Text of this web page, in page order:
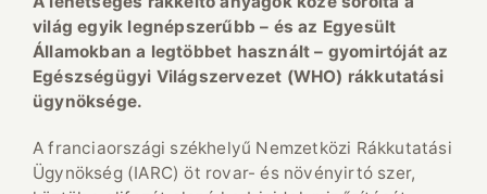
világ egyik legnépszerűbb – és az Egyesült
Államokban a legtöbbet használt – gyomirtóját az
Egészségügyi Világszervezet (WHO) rákkutatási
ügynöksége.
A franciaországi székhelyű Nemzetközi Rákkutatási
Ügynökség (IARC) öt rovar- és növényirtó szer,